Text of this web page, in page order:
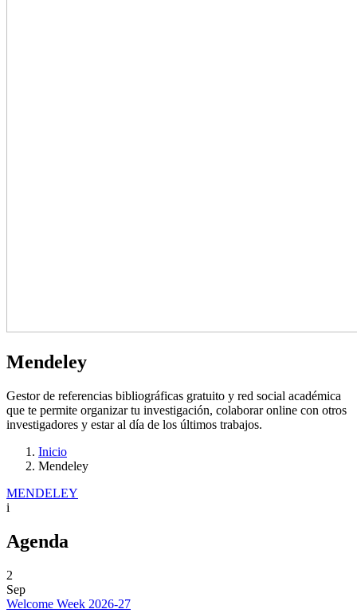
Mendeley
Gestor de referencias bibliográficas gratuito y red social académica
que te permite organizar tu investigación, colaborar online con otros
investigadores y estar al día de los últimos trabajos.
Inicio
Mendeley
MENDELEY
i
Agenda
2
Sep
Welcome Week 2026-27